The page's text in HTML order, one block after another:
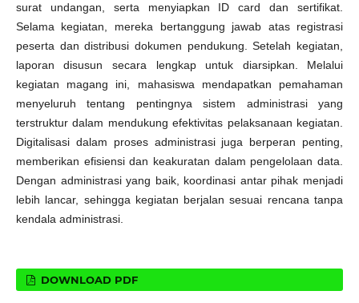
surat undangan, serta menyiapkan ID card dan sertifikat.
Selama kegiatan, mereka bertanggung jawab atas registrasi
peserta dan distribusi dokumen pendukung. Setelah kegiatan,
laporan disusun secara lengkap untuk diarsipkan. Melalui
kegiatan magang ini, mahasiswa mendapatkan pemahaman
menyeluruh tentang pentingnya sistem administrasi yang
terstruktur dalam mendukung efektivitas pelaksanaan kegiatan.
Digitalisasi dalam proses administrasi juga berperan penting,
memberikan efisiensi dan keakuratan dalam pengelolaan data.
Dengan administrasi yang baik, koordinasi antar pihak menjadi
lebih lancar, sehingga kegiatan berjalan sesuai rencana tanpa
kendala administrasi.
DOWNLOAD PDF